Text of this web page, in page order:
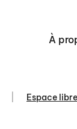
À
Espace